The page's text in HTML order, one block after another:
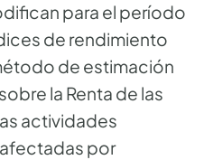
para el período
de rendimiento
de estimación
la Renta de las
actividades
por